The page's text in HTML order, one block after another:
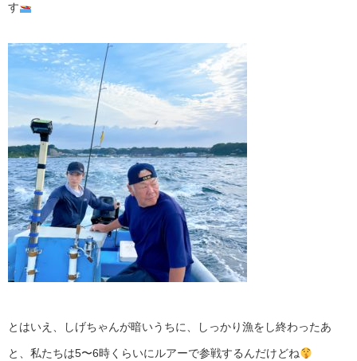
す
とはいえ、しげちゃんが暗いうちに、しっかり漁をし終わったあ
と、私たちは5〜6時くらいにルアーで参戦するんだけどね